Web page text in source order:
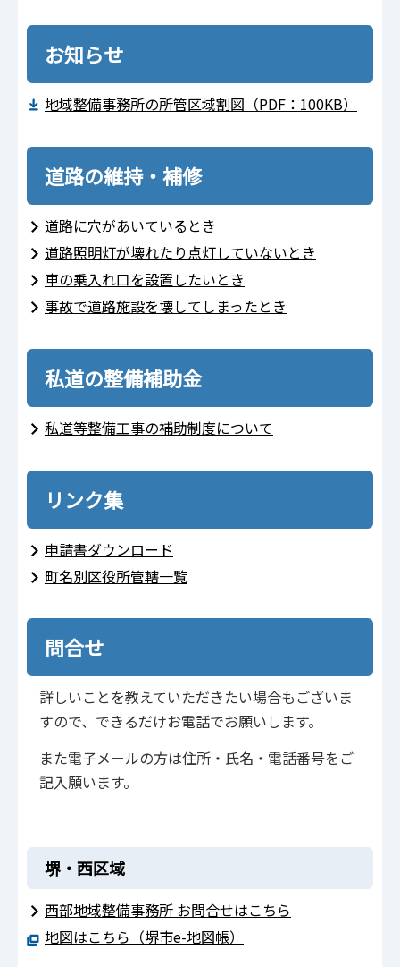
お知らせ
地域整備事務所の所管区域割図（PDF：100KB）
道路の維持・補修
道路に穴があいているとき
道路照明灯が壊れたり点灯していないとき
車の乗入れ口を設置したいとき
事故で道路施設を壊してしまったとき
私道の整備補助金
私道等整備工事の補助制度について
リンク集
申請書ダウンロード
町名別区役所管轄一覧
問合せ
詳しいことを教えていただきたい場合もございま
すので、できるだけお電話でお願いします。
また電子メールの方は住所・氏名・電話番号をご
記入願います。
堺・西区域
西部地域整備事務所 お問合せはこちら
地図はこちら（堺市e-地図帳）